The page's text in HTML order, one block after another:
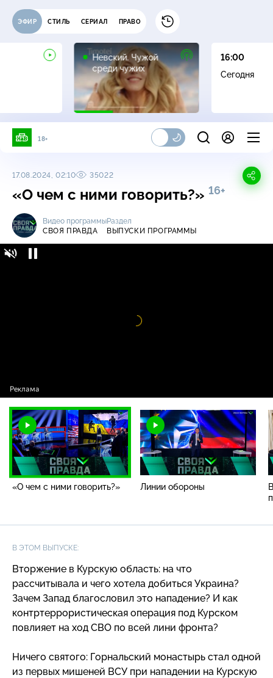
ЭФИР СТИЛЬ СЕРИАЛ ПРАВО
Невский. Чужой
среди чужих
16+
16:00
Сегодня
18+
17.08.2024, 02:10 35022
«О чем с ними говорить?» 16+
Видео программы
СВОЯ ПРАВДА
Раздел
ВЫПУСКИ ПРОГРАММЫ
Видео
проигрыватель
«О чем с ними говорить?» Линии обороны
В ЭТОМ ВЫПУСКЕ:
Вторжение в Курскую область: на что
рассчитывала и чего хотела добиться Украина?
Зачем Запад благословил это нападение? И как
контртеррористическая операция под Курском
повлияет на ход СВО по всей лини фронта?
Ничего святого: Горнальский монастырь стал одной
из первых мишеней ВСУ при нападении на Курскую